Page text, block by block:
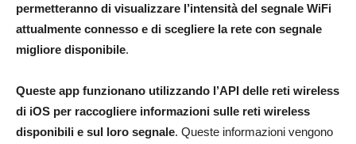
permetteranno di visualizzare l’intensità del segnale WiFi
attualmente connesso e di scegliere la rete con segnale
migliore disponibile.
Queste app funzionano utilizzando l’API delle reti wireless
di iOS per raccogliere informazioni sulle reti wireless
disponibili e sul loro segnale. Queste informazioni vengono